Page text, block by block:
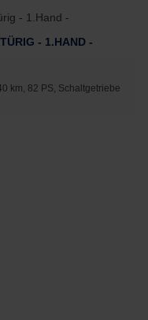
- 1.HAND -
km, 82 PS, Schaltgetriebe